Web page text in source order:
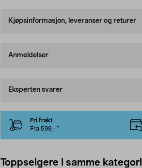
Kjøpsinformasjon, leveranser og returer
Anmeldelser
Eksperten svarer
Fri frakt
Fra 599,–*
Toppselgere i samme kategori